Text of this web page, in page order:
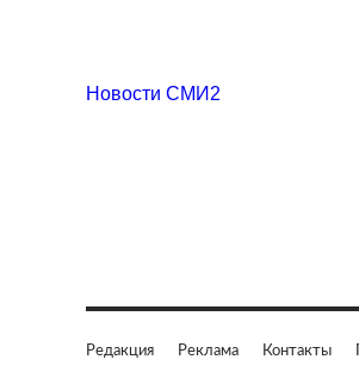
Новости СМИ2
Редакция Реклама Контакты